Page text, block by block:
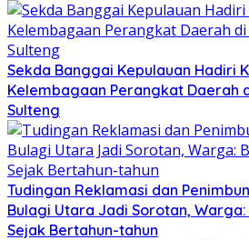
Sekda Banggai Kepulauan Hadiri
Kelembagaan Perangkat Daerah
Sulteng
Tudingan Reklamasi dan
Bulagi Utara Jadi Sorotan, Warga:
Sejak Bertahun-tahun